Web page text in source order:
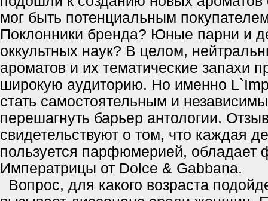
мог быть потенциальным
Поклонники бренда? Юные парни и
оккультных наук? В целом,
ароматов и их тематические запахи
широкую аудиторию. Но именно
стать самостоятельным и
перешагнуть барьер антологии.
свидетельствуют о том, что каждая
пользуется парфюмерией, обладает
Императрицы от Dolce & Gabbana.
Вопрос, для какого возраста